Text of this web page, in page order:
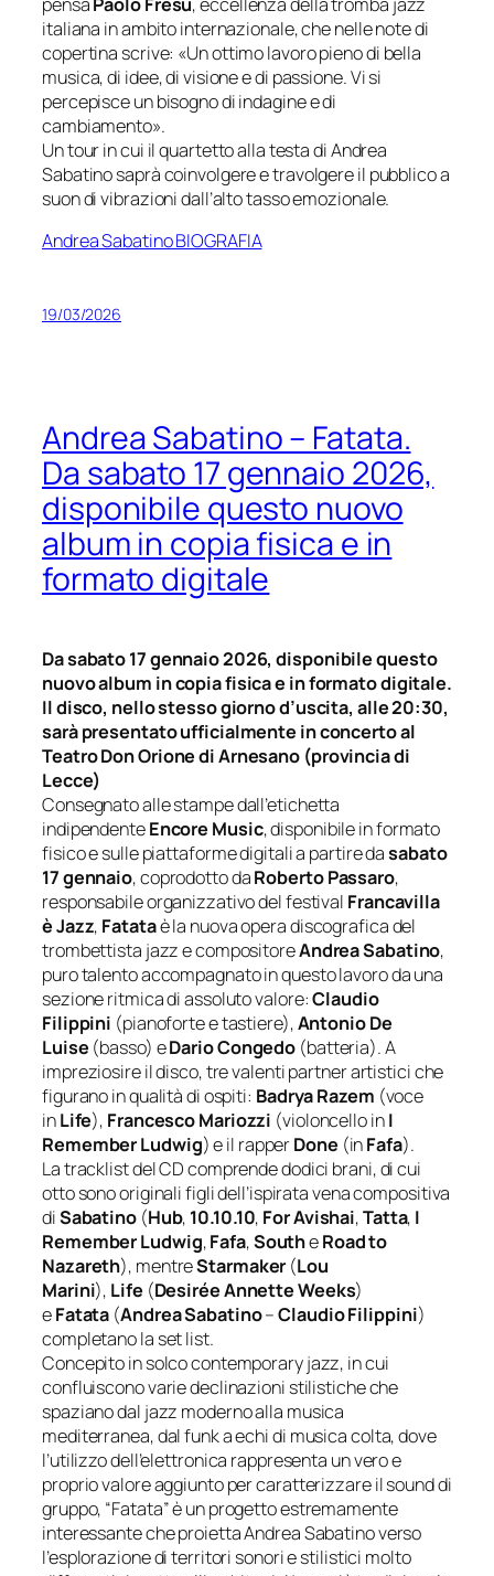
italiana in ambito internazionale, che nelle note di
copertina scrive: «Un ottimo lavoro pieno di bella
musica, di idee, di visione e di passione. Vi si
percepisce un bisogno di indagine e di
cambiamento».
Un tour in cui il quartetto alla testa di Andrea
Sabatino saprà coinvolgere e travolgere il pubblico a
suon di vibrazioni dall’alto tasso emozionale.
Andrea Sabatino BIOGRAFIA
19/03/2026
Andrea Sabatino – Fatata.
Da sabato 17 gennaio 2026,
disponibile questo nuovo
album in copia fisica e in
formato digitale
Da sabato 17 gennaio 2026, disponibile questo
nuovo album in copia fisica e in formato digitale.
Il disco, nello stesso giorno d’uscita, alle 20:30,
sarà presentato ufficialmente in concerto al
Teatro Don Orione di Arnesano (provincia di
Lecce)
Consegnato alle stampe dall’etichetta
indipendenteEncore Music, disponibile in formato
fisico e sulle piattaforme digitali a partire dasabato
17 gennaio, coprodotto daRoberto Passaro,
responsabile organizzativo del festival Francavilla
è Jazz, Fatataè la nuova opera discografica del
trombettista jazz e compositoreAndrea Sabatino,
puro talento accompagnato in questo lavoro da una
sezione ritmica di assoluto valore:Claudio
Filippini (pianoforte e tastiere),Antonio De
Luise (basso) eDario Congedo (batteria). A
impreziosire il disco, tre valenti partner artistici che
figurano in qualità di ospiti: Badrya Razem (voce
inLife), Francesco Mariozzi (violoncello inI
Remember Ludwig) e il rapperDone (inFafa).
La tracklist del CD comprende dodici brani, di cui
otto sono originali figli dell’ispirata vena compositiva
diSabatino(Hub, 10.10.10, For Avishai,Tatta, I
Remember Ludwig,Fafa,SoutheRoad to
Nazareth), mentreStarmaker (Lou
Marini), Life (Desirée Annette Weeks)
eFatata (Andrea Sabatino–Claudio Filippini)
completano la set list.
Concepito in solco contemporary jazz, in cui
confluiscono varie declinazioni stilistiche che
spaziano dal jazz moderno alla musica
mediterranea, dal funk a echi di musica colta, dove
l’utilizzo dell’elettronica rappresenta un vero e
proprio valore aggiunto per caratterizzare il sound di
gruppo, “Fatata” è un progetto estremamente
interessante che proietta Andrea Sabatino verso
l’esplorazione di territori sonori e stilistici molto